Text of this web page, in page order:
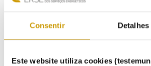
Consentir Detalhes
Este website utiliza cookies